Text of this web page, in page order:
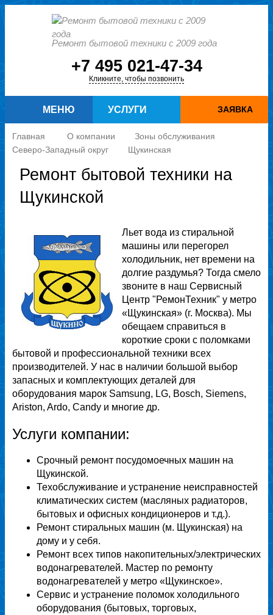
Ремонт бытовой техники с 2009 года
+7 495 021-47-34
Кликните, чтобы позвонить
УСЛУГИ
МЕНЮ ЗАЯВКА
Главная О компании
Зоны обслуживания
Северо-Западный округ
Щукинская
Ремонт бытовой техники на
Щукинской
Льет вода из стиральной
машины или перегорел
холодильник, нет времени на
долгие раздумья? Тогда смело
звоните в наш Сервисный
Центр "РемонТехник" у метро
«Щукинская» (г. Москва). Мы
обещаем справиться в
короткие сроки с поломками
бытовой и профессиональной техники всех
производителей. У нас в наличии большой выбор
запасных и комплектующих деталей для
оборудования марок Samsung, LG, Bosch, Siemens,
Ariston, Ardo, Candy и многие др.
Услуги компании:
Срочный ремонт посудомоечных машин на
Щукинской.
Техобслуживание и устранение неисправностей
климатических систем (масляных радиаторов,
бытовых и офисных кондиционеров и т.д.).
Ремонт стиральных машин (м. Щукинская) на
дому и у себя.
Ремонт всех типов накопительных/электрических
водонагревателей. Мастер по ремонту
водонагревателей у метро «Щукинское».
Сервис и устранение поломок холодильного
оборудования (бытовых, торговых,